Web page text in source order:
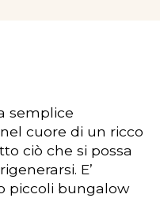
semplice
cuore di un ricco
ciò che si possa
E’
piccoli bungalow